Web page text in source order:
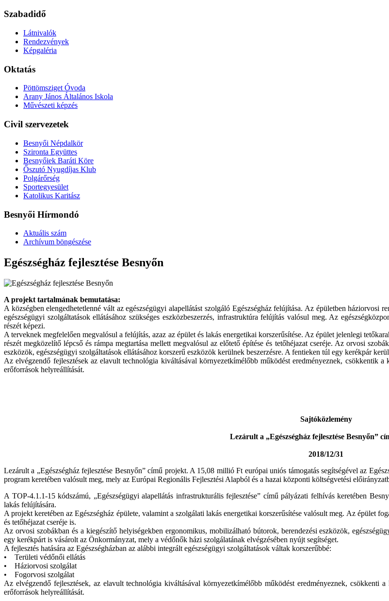
Szabadidő
Látnivalók
Rendezvények
Képgaléria
Oktatás
Pöttömsziget Óvoda
Arany János Általános Iskola
Művészeti képzés
Civil szervezetek
Besnyői Népdalkör
Szironta Együttes
Besnyőiek Baráti Köre
Őszutó Nyugdíjas Klub
Polgárőrség
Sportegyesület
Katolikus Karitász
Besnyői Hírmondó
Aktuális szám
Archívum böngészése
Egészségház fejlesztése Besnyőn
A projekt tartalmának bemutatása:
A községben elengedhetetlenné vált az egészségügyi alapellátást szolgáló Egészségház felújítása. Az épületben
egészségügyi szolgáltatások ellátásához szükséges eszközbeszerzés, infrastruktúra felújítás valósul meg. Az
részét képezi.
A terveknek megfelelően megvalósul a felújítás, azaz az épület és lakás energetikai korszerűsítése. Az épület jelenlegi
részét megközelítő lépcső és rámpa megtartása mellett megvalósul az előtető építése és tetőhéjazat cseréje. Az orvosi
eszközök, egészségügyi szolgáltatások ellátásához korszerű eszközök kerülnek beszerzésre. A fentieken túl egy kerékpár
Az elvégzendő fejlesztések az elavult technológia kiváltásával környezetkímélőbb működést eredményeznek, csökkentik a
erőforrások helyreállítását.
Sajtóközlemény
Lezárult a „Egészségház fejlesztése Besnyőn”
2018/12/31
Lezárult a „Egészségház fejlesztése Besnyőn” című projekt. A 15,08 millió Ft európai uniós támogatás segítségével az
program keretében valósult meg, mely az Európai Regionális Fejlesztési Alapból és a hazai központi költségvetési
A TOP-4.1.1-15 kódszámú, „Egészségügyi alapellátás infrastrukturális fejlesztése” című pályázati felhívás keretében
lakás felújítására.
A projekt keretében az Egészségház épülete, valamint a szolgálati lakás energetikai korszerűsítése valósult meg. Az épület
és tetőhéjazat cseréje is.
Az orvosi szobákban és a kiegészítő helyiségekben ergonomikus, mobilizálható bútorok, berendezési eszközök,
egy kerékpárt is vásárolt az Önkormányzat, mely a védőnők házi szolgálatának elvégzésében nyújt segítséget.
A fejlesztés hatására az Egészségházban az alábbi integrált egészségügyi szolgáltatások váltak korszerűbbé:
• Területi védőnői ellátás
• Háziorvosi szolgálat
• Fogorvosi szolgálat
Az elvégzendő fejlesztések, az elavult technológia kiváltásával környezetkímélőbb működést eredményeznek, csökkenti
erőforrások helyreállítását.